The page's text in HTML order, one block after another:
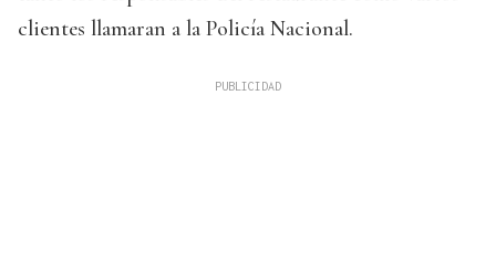
clientes llamaran a la Policía Nacional.